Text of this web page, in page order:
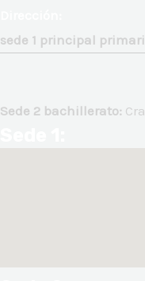
sede 1 principal
Sede 2 bachillerato: